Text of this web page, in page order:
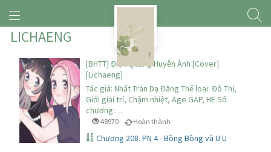
LICHAENG
[BHTT] Điện Quang Huyễn Ảnh [Cover]
[Lichaeng]
Tác giả: Nhất Trản Dạ Đăng Thể loại: Đô Thị,
Giới giải trí, Chậm nhiệt, Age GAP, HE Số
chương:…
48970 Hoàn thành
Chương 208. PN 4 - Bồng Bồng và U U